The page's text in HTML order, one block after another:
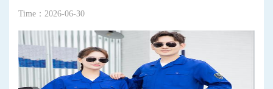
Time：2026-06-30